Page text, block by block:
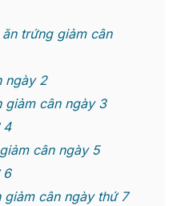
trứng giảm cân
ngày 2
cân ngày 3
4
cân ngày 5
6
cân ngày thứ 7